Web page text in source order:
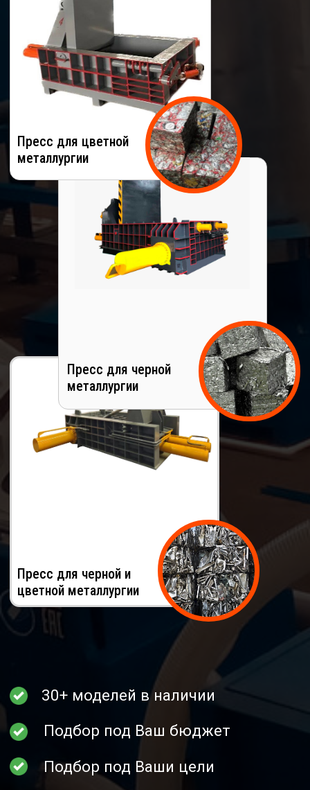
Подбор под Ваш бюджет
Подбор под Ваши цели
Пресс для черной
металлургии
Для физ. и юр. лиц
Считаем цену доставки
30+ моделей в наличии
ПОДОБРАТЬ ПРЕСС
Пройдите тест и получите лучшие
варианты оборудования исходя из